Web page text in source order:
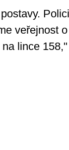
veřejnost
lince